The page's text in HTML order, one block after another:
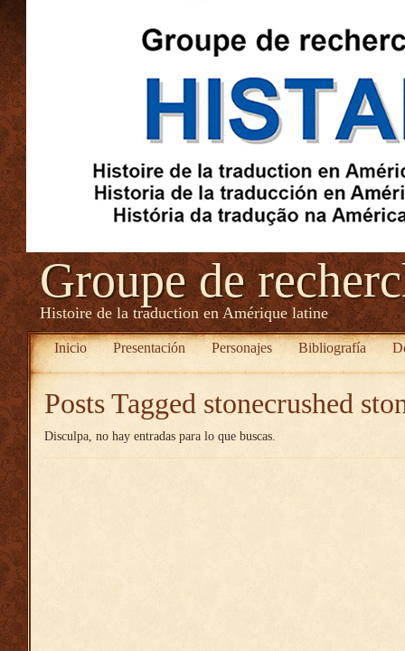
Groupe de
Histoire de la traduction en Amérique latine
Inicio Presentación Personajes Bibliografía
Posts Tagged stonecrushed
Disculpa, no hay entradas para lo que buscas.